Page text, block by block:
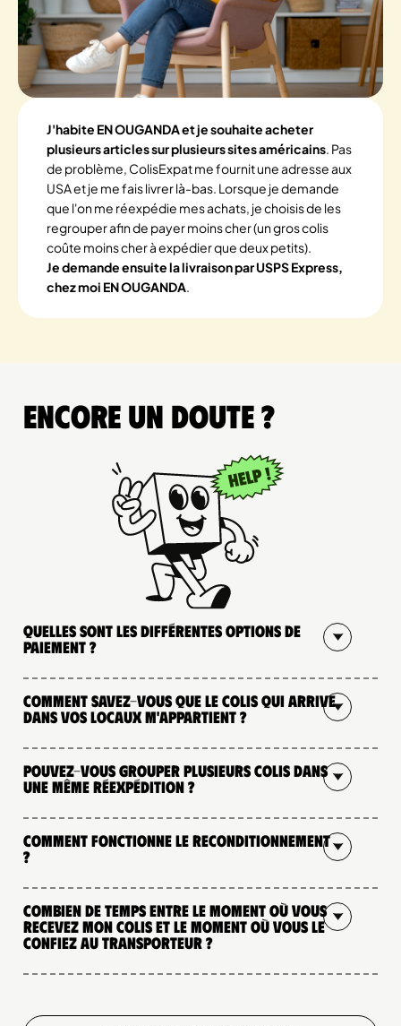
J'habite EN OUGANDA et je souhaite acheter
plusieurs articles sur plusieurs sites américains. Pas
de problème, ColisExpat me fournit une adresse aux
USA et je me fais livrer là-bas. Lorsque je demande
que l'on me réexpédie mes achats, je choisis de les
regrouper afin de payer moins cher (un gros colis
coûte moins cher à expédier que deux petits).
Je demande ensuite la livraison par USPS Express,
chez moi EN OUGANDA.
Encore un doute ?
Quelles sont les différentes options de
paiement ?
Comment savez-vous que le colis qui arrive
dans vos locaux m'appartient ?
Pouvez-vous grouper plusieurs colis dans
une même réexpédition ?
Comment fonctionne le reconditionnement
?
Combien de temps entre le moment où vous
recevez mon colis et le moment où vous le
confiez au transporteur ?